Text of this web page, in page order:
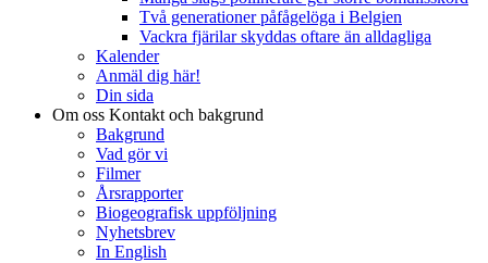
Två generationer påfågelöga i Belgien
Vackra fjärilar skyddas oftare än alldagliga
Kalender
Anmäl dig här!
Din sida
Om oss Kontakt och bakgrund
Bakgrund
Vad gör vi
Filmer
Årsrapporter
Biogeografisk uppföljning
Nyhetsbrev
In English